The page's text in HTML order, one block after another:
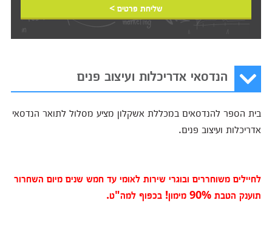
שליחת פרטים >
הנדסאי אדריכלות ועיצוב פנים
בית הספר להנדסאים במכללת אשקלון מציע מסלול לתואר הנדסאי
אדריכלות ועיצוב פנים.
לחיילים משוחררים ובוגרי שירות לאומי עד חמש שנים מיום השחרור
תוענק הטבת 90% מימון! בכפוף למה"ט.